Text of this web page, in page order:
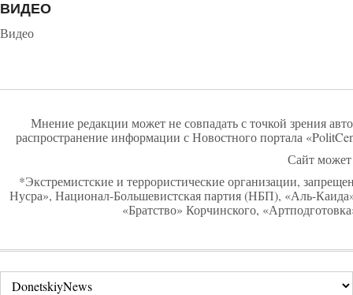
ВИДЕО
Видео
Мнение редакции может не совпадать с точкой зрения
распространение информации с Новостного портала
Сайт может
*Экстремистские и террористические организации,
Нусра», Национал-Большевистская партия (НБП), «Аль-
«Братство» Корчинского,